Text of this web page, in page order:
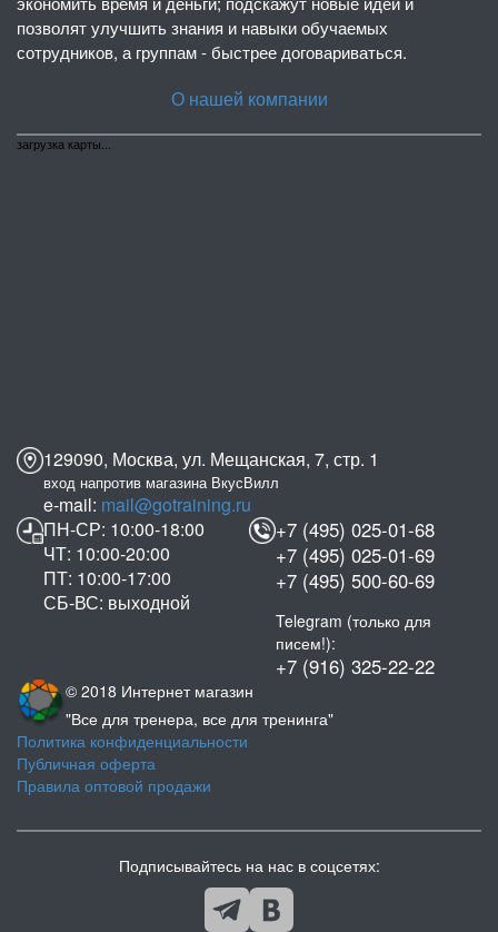
загрузка карты...
позволят улучшить знания и навыки обучаемых
сотрудников, а группам - быстрее договариваться.
О нашей компании
129090, Москва, ул. Мещанская, 7, стр. 1
вход напротив магазина ВкусВилл
e-mail: mail@gotraining.ru
ПН-СР: 10:00-18:00
ЧТ: 10:00-20:00
ПТ: 10:00-17:00
СБ-ВС: выходной
+7 (495) 025-01-68
+7 (495) 025-01-69
+7 (495) 500-60-69
Telegram (только для
писем!):
+7 (916) 325-22-22
© 2018 Интернет магазин
"Все для тренера, все для тренинга"
Политика конфиденциальности
Публичная оферта
Правила оптовой продажи
Подписывайтесь на нас в соцсетях: